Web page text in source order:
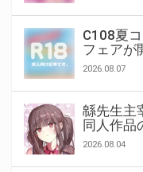
C108夏
フェアが
2026.08.07
緜先生主
同人作品
2026.08.04